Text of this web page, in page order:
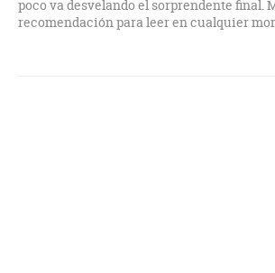
poco va desvelando el sorprendente final.
recomendación para leer en cualquier